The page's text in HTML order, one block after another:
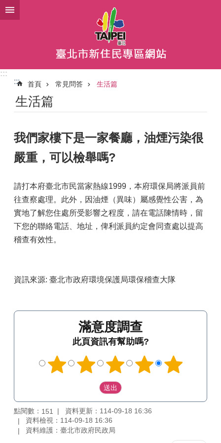
跳到主要內容區塊
:::
:::
首頁 常見問答 生活篇
生活篇
我們家樓下是一家餐廳，油煙污染很
嚴重，可以檢舉嗎?
請打本府臺北市民當家熱線1999，本府環保局將派員前
往查察處理。此外，因油煙（異味）屬感覺性公害，為
實地了解您住處所受影響之程度，請在電話陳情時，留
下您的聯絡電話、地址，俾利派員約定會同查處以提高
稽查有效性。
資訊來源: 臺北市政府環境保護局環保稽查大隊
滿意度調查
此頁資訊有幫助嗎?
點閱數： 151
資料更新：114-09-18 16:36
資料檢視：114-09-18 16:36
資料維護：臺北市政府民政局